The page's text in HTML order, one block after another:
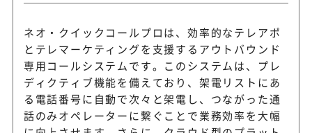
ネオ・クイックコールプロは、効率的なテレアポ
とテレマーケティングを支援するアウトバウンド
専用コールシステムです。このシステムは、プレ
ディクティブ機能を備えており、架電リストにあ
る電話番号に自動で次々と架電し、つながった通
話のみオペレーターに繋ぐことで業務効率を大幅